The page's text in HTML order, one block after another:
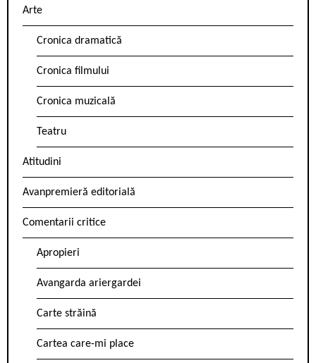
Arte
Cronica dramatică
Cronica filmului
Cronica muzicală
Teatru
Atitudini
Avanpremieră editorială
Comentarii critice
Apropieri
Avangarda ariergardei
Carte străină
Cartea care-mi place